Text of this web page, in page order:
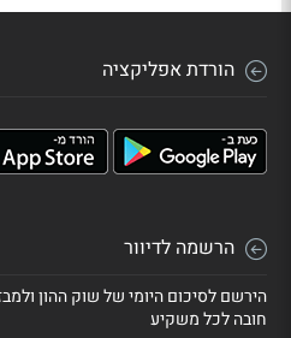
הורדת אפליקציה
הרשמה לדיוור
הירשם לסיכום היומי של שוק ההון
חובה לכל משקיע